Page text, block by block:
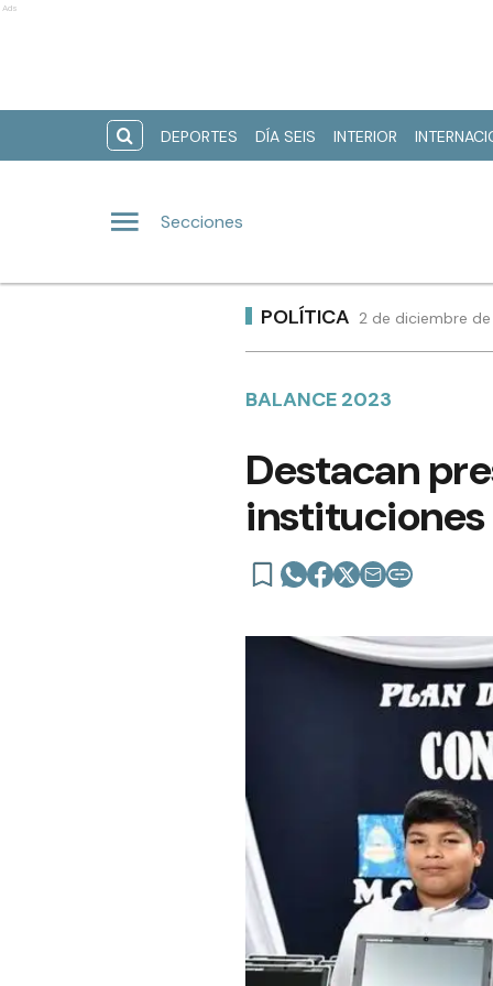
Ads
DEPORTES DÍA SEIS INTERIOR
Secciones
POLÍTICA 2 de diciembre
BALANCE 2023
Destacan